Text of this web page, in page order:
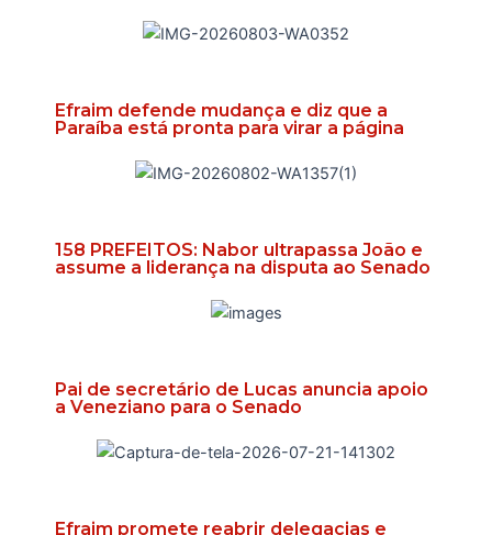
Efraim defende mudança e diz que a
Paraíba está pronta para virar a página
158 PREFEITOS: Nabor ultrapassa João e
assume a liderança na disputa ao Senado
Pai de secretário de Lucas anuncia apoio
a Veneziano para o Senado
Efraim promete reabrir delegacias e